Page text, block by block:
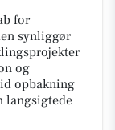
for
synliggør
og
opbakning
langsigtede